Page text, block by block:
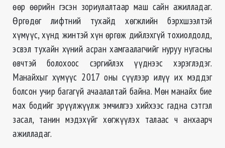
өөр өөрийн гэсэн зориулалтаар маш сайн ажилладаг.
Өргөдөг лифтний тухайд хөгжлийн бэрхшээлтэй
хүмүүс, хүнд жинтэй хүн өргөж дийлэхгүй тохиолдолд,
эсвэл тухайн хүний асран хамгаалагчийг нуруу нугасны
өвчтэй болохоос сэргийлэх үүднээс хэрэглэдэг.
Манайхыг хүмүүс 2017 оны сүүлээр илүү их мэддэг
болсон учир багагүй ачаалалтай байна. Мөн манайх бие
мах бодийг эрүүлжүүлж эмчилгээ хийхээс гадна сэтгэл
засал, танин мэдэхүйг хөгжүүлэх талаас ч анхаарч
ажилладаг.